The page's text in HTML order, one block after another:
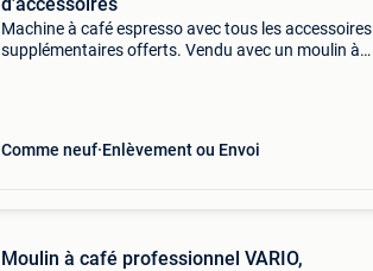
Machine à café espresso avec tous les accessoires
supplémentaires offerts. Vendu avec un moulin à
Comme neuf Enlèvement ou Envoi
Moulin à café professionnel VARIO,